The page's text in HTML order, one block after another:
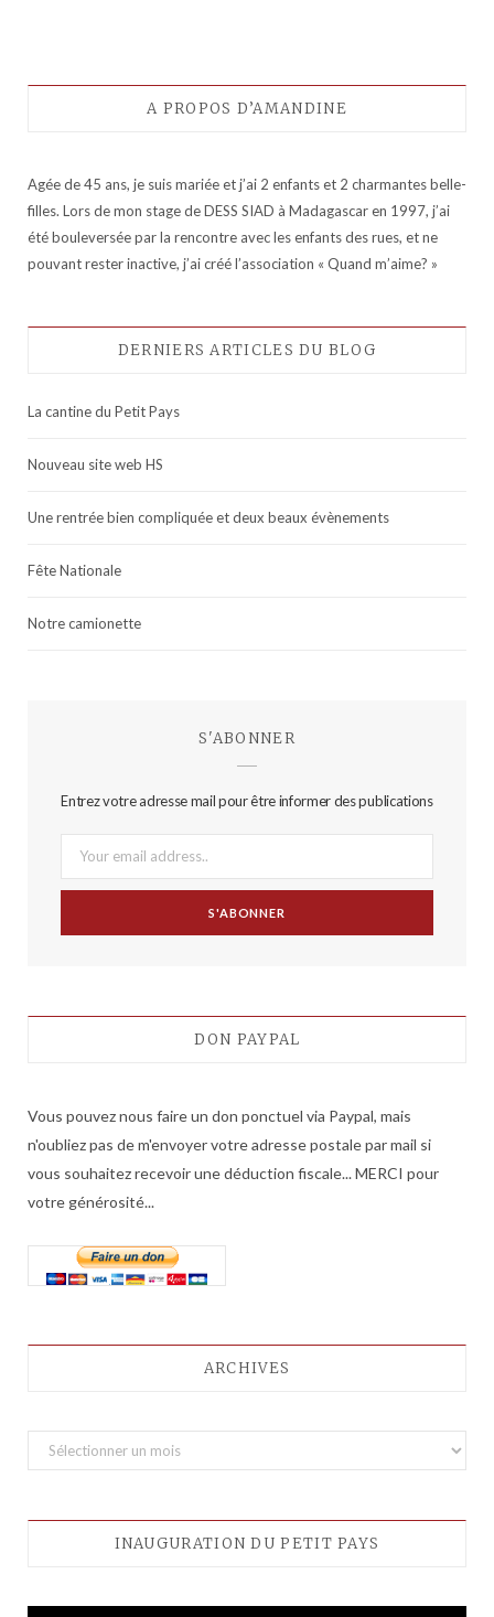
A PROPOS D’AMANDINE
Agée de 45 ans, je suis mariée et j’ai 2 enfants et 2 charmantes belle-
filles. Lors de mon stage de DESS SIAD à Madagascar en 1997, j’ai
été bouleversée par la rencontre avec les enfants des rues, et ne
pouvant rester inactive, j’ai créé l’association « Quand m’aime? »
DERNIERS ARTICLES DU BLOG
La cantine du Petit Pays
Nouveau site web HS
Une rentrée bien compliquée et deux beaux évènements
Fête Nationale
Notre camionette
S'ABONNER
Entrez votre adresse mail pour être informer des publications
DON PAYPAL
Vous pouvez nous faire un don ponctuel via Paypal, mais
n'oubliez pas de m'envoyer votre adresse postale par mail si
vous souhaitez recevoir une déduction fiscale... MERCI pour
votre générosité...
ARCHIVES
r
INAUGURATION DU PETIT PAYS